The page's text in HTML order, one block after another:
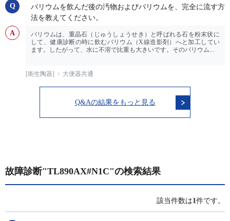
バリウムを飲んだ後の汚物およびバリウムを、完全に流す方
法を教えてください。
バリウムは、重晶石（じゅうしょうせき）と呼ばれる石を粉末状に
して、健康診断の時に飲むバリウム（X線造影剤）へと加工してい
ます。したがって、水に不溶で比重も大きいです。そのバリウム...
[衛生陶器] 大便器共通
Q&Aの結果をもっと見る
故障診断"TL890AX#N1C"の検索結果
該当件数は1件です。